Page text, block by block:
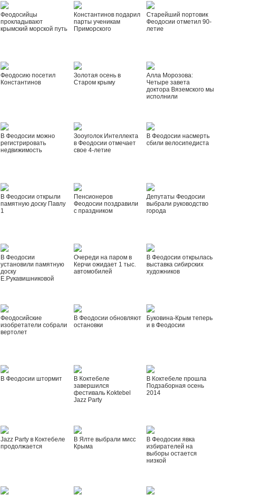
Феодосийцы
прокладывают
крымский морской путь
Константинов подарил
парты ученикам
Приморского
Старейший портовик
Феодосии отметил 90-
летие
Феодосию посетил
Константинов
Золотая осень в
Старом крыму
Алла Морозова:
Четыре завета
доктора Вяземского мы
исполнили
В Феодосии можно
регистрировать
недвижимость
Зооуголок Интеллекта
в Феодосии отмечает
свое 4-летие
В Феодосии насмерть
сбили велосипедиста
В Феодосии открыли
памятную доску Павлу
1
Пенсионеров
Феодосии поздравили
с праздником
Депутаты Феодосии
выбрали руководство
города
В Феодосии
установили памятную
доску
Е.Рукавишниковой
Очереди на паром в
Керчи ожидает 1 тыс.
автомобилей
В Феодосии открылась
выставка сибирских
художников
Феодосийские
изобретатели собрали
вертолет
В Феодосии обновляют
остановки
Буковина-Крым теперь
и в Феодосии
В Феодосии штормит
В Коктебеле
завершился
фестиваль Koktebel
Jazz Party
В Коктебеле прошла
Подзаборная осень
2014
Jazz Party в Коктебеле
продолжается
В Ялте выбрали мисс
Крыма
В Феодосии явка
избирателей на
выборы остается
низкой